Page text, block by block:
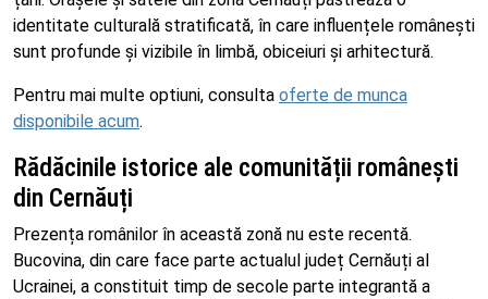
identitate culturală stratificată, în care influențele românești
sunt profunde și vizibile în limbă, obiceiuri și arhitectură.
Pentru mai multe optiuni, consulta oferte de munca
disponibile acum.
Rădăcinile istorice ale comunității românești
din Cernăuți
Prezența românilor în această zonă nu este recentă.
Bucovina, din care face parte actualul județ Cernăuți al
Ucrainei, a constituit timp de secole parte integrantă a